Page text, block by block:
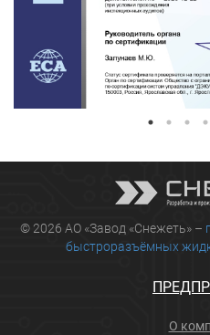
© 2026 АО «Завод «Снежеть» –
быстроразъёмных
О